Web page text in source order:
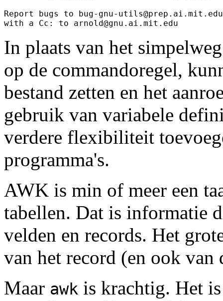
Report bugs to bug-gnu-
In plaats van het
op de commandoregel,
bestand zetten en het
gebruik van variabele
verdere flexibiliteit
programma's.
AWK is min of meer een
tabellen. Dat is informatie
velden en records. Het
van het record (en ook
Maar awk is krachtig. Het